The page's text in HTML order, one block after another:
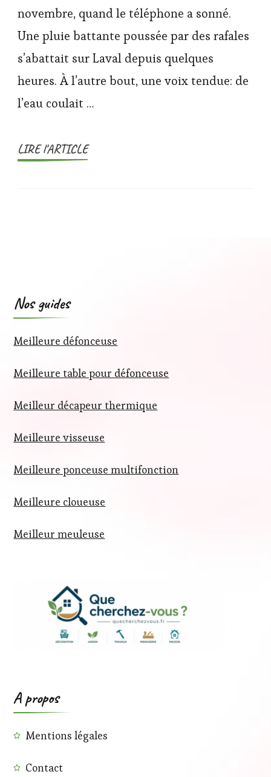
novembre, quand le téléphone a sonné.
Une pluie battante poussée par des rafales
s’abattait sur Laval depuis quelques
heures. À l’autre bout, une voix tendue: de
l’eau coulait …
LIRE l'ARTICLE
Nos guides
Meilleure défonceuse
Meilleure table pour défonceuse
Meilleur décapeur thermique
Meilleure visseuse
Meilleure ponceuse multifonction
Meilleure cloueuse
Meilleur meuleuse
A propos
Mentions légales
Contact